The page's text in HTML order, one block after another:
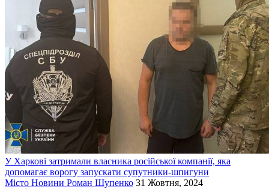
У Харкові затримали власника російської компанії, яка
допомагає ворогу запускати супутники-шпигуни
Місто Новини Роман Шупенко 31 Жовтня, 2024